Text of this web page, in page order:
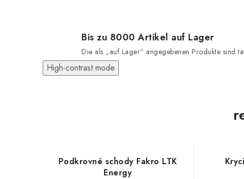
Bis zu 8000 Artikel auf Lager
Die als „auf Lager“ angegebenen Produkte sind
High-contrast mode
Podkrovné schody Fakro LTK
Energy